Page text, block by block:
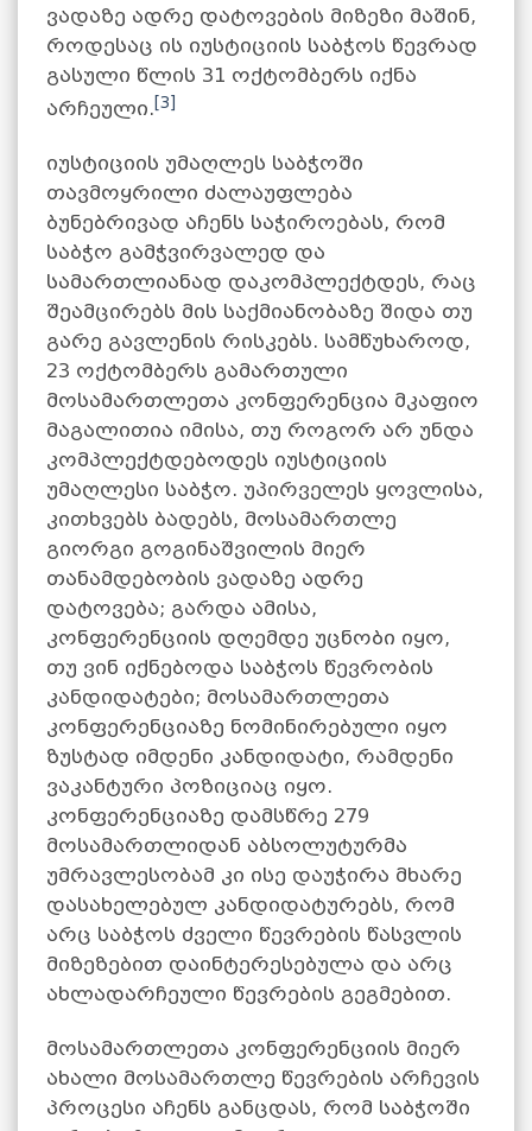
ვადაზე ადრე დატოვების მიზეზი მაშინ,
როდესაც ის იუსტიციის საბჭოს წევრად
გასული წლის 31 ოქტომბერს იქნა
არჩეული. [3]
იუსტიციის უმაღლეს საბჭოში
თავმოყრილი ძალაუფლება
ბუნებრივად აჩენს საჭიროებას, რომ
საბჭო გამჭვირვალედ და
სამართლიანად დაკომპლექტდეს, რაც
შეამცირებს მის საქმიანობაზე შიდა თუ
გარე გავლენის რისკებს. სამწუხაროდ,
23 ოქტომბერს გამართული
მოსამართლეთა კონფერენცია მკაფიო
მაგალითია იმისა, თუ როგორ არ უნდა
კომპლექტდებოდეს იუსტიციის
უმაღლესი საბჭო. უპირველეს ყოვლისა,
კითხვებს ბადებს, მოსამართლე
გიორგი გოგინაშვილის მიერ
თანამდებობის ვადაზე ადრე
დატოვება; გარდა ამისა,
კონფერენციის დღემდე უცნობი იყო,
თუ ვინ იქნებოდა საბჭოს წევრობის
კანდიდატები; მოსამართლეთა
კონფერენციაზე ნომინირებული იყო
ზუსტად იმდენი კანდიდატი, რამდენი
ვაკანტური პოზიციაც იყო.
კონფერენციაზე დამსწრე 279
მოსამართლიდან აბსოლუტურმა
უმრავლესობამ კი ისე დაუჭირა მხარე
დასახელებულ კანდიდატურებს, რომ
არც საბჭოს ძველი წევრების წასვლის
მიზეზებით დაინტერესებულა და არც
ახლადარჩეული წევრების გეგმებით.
მოსამართლეთა კონფერენციის მიერ
ახალი მოსამართლე წევრების არჩევის
პროცესი აჩენს განცდას, რომ საბჭოში